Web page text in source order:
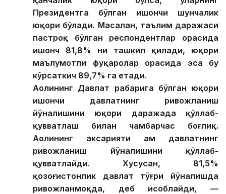
Президентга бўлган ишончи шунчалик
юқори бўлади. Масалан, таълим даражаси
пастроқ бўлган респондентлар орасида
ишонч 81,8% ни ташкил қилади, юқори
маълумотли фуқаролар орасида эса бу
кўрсаткич 89,7% га етади.
Аҳолининг Давлат раҳбарига бўлган юқори
ишончи давлатнинг ривожланиш
йўналишини юқори даражада қўллаб-
қувватлаш билан чамбарчас боғлиқ.
Аҳолининг аксарияти ҳам давлатнинг
ривожланиш йўналишини қўллаб-
қувватлайди. Хусусан, 81,5%
қозоғистонлик давлат тўғри йўналишда
ривожланмоқда, деб ҳисоблайди, —